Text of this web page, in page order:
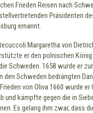
Frieden Reisen nach
Präsidenten
ernannt.
Margaretha von
er den polnischen
Schweden. 1658 wurde er
den Schweden bedrängten
von Oliva 1660 wurde er
und kämpfte gegen die in
Es gelang ihm zwar, dass